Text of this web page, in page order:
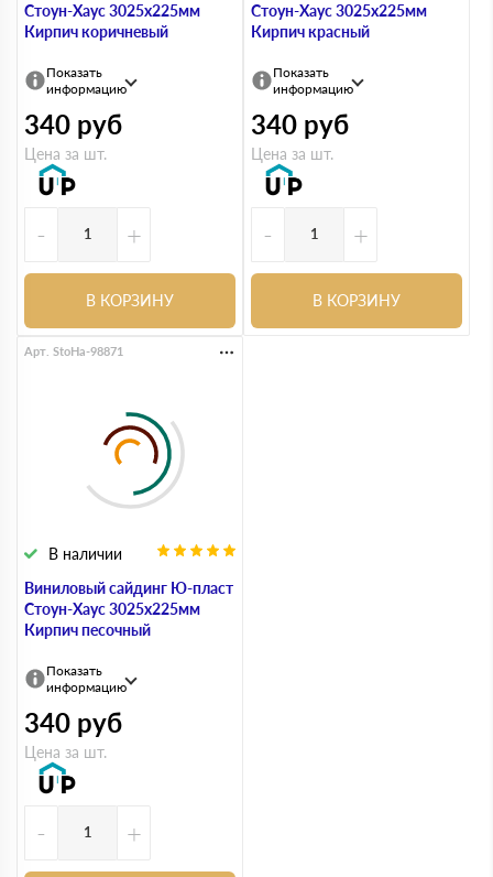
Стоун-Хаус 3025х225мм
Кирпич коричневый
Показать
информацию
340 руб
Цена за шт.
- +
В КОРЗИНУ
Стоун-Хаус 3025х225мм
Кирпич красный
Показать
информацию
340 руб
Цена за шт.
- +
В КОРЗИНУ
Виниловый сайдинг Ю-пласт
Стоун-Хаус 3025х225мм
Кирпич песочный
В наличии
Арт. StoHa-98871
Показать
информацию
340 руб
Цена за шт.
- +